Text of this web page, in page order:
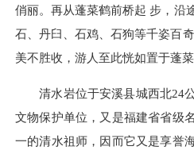
俏丽。再从蓬菜鹤前桥起 步，沿
石、丹臼、石鸡、石狗等千姿百
美不胜收，游人至此恍如置于蓬菜
清水岩位于安溪县城西北24公
文物保护单位，又是福建省省级
一的清水祖师，因而它又是享誉